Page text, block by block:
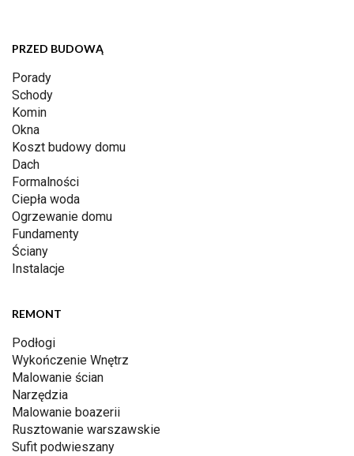
PRZED BUDOWĄ
Porady
Schody
Komin
Okna
Koszt budowy domu
Dach
Formalności
Ciepła woda
Ogrzewanie domu
Fundamenty
Ściany
Instalacje
REMONT
Podłogi
Wykończenie Wnętrz
Malowanie ścian
Narzędzia
Malowanie boazerii
Rusztowanie warszawskie
Sufit podwieszany